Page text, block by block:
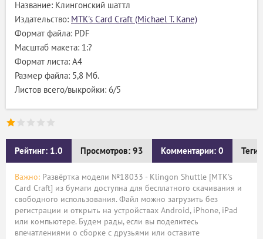
Название: Клингонский шаттл
Издательство: MTK's Card Craft (Michael T. Kane)
Формат файла: PDF
Масштаб макета: 1:?
Формат листа: А4
Размер файла: 5,8 Мб.
Листов всего/выкройки: 6/5
Рейтинг: 1.0 Просмотров: 93 Комментарии: 0 Теги:
Важно: Развёртка модели №18033 - Klingon Shuttle [MTK's
Card Craft] из бумаги доступна для бесплатного скачивания и
свободного использования. Файл можно загрузить без
регистрации и открыть на устройствах Android, iPhone, iPad
или компьютере. Будем рады, если вы поделитесь
впечатлениями о сборке с друзьями или оставите